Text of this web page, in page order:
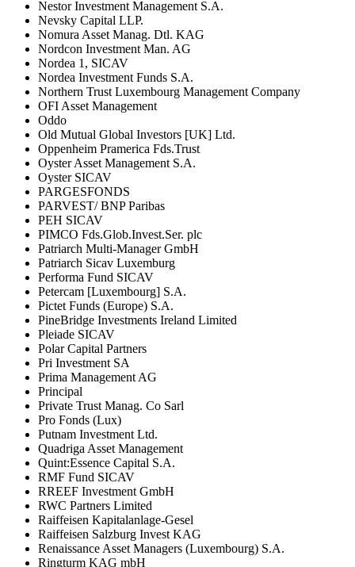
Nestor Investment Management S.A.
Nevsky Capital LLP.
Nomura Asset Manag. Dtl. KAG
Nordcon Investment Man. AG
Nordea 1, SICAV
Nordea Investment Funds S.A.
Northern Trust Luxembourg Management Company
OFI Asset Management
Oddo
Old Mutual Global Investors [UK] Ltd.
Oppenheim Pramerica Fds.Trust
Oyster Asset Management S.A.
Oyster SICAV
PARGESFONDS
PARVEST/ BNP Paribas
PEH SICAV
PIMCO Fds.Glob.Invest.Ser. plc
Patriarch Multi-Manager GmbH
Patriarch Sicav Luxemburg
Performa Fund SICAV
Petercam [Luxembourg] S.A.
Pictet Funds (Europe) S.A.
PineBridge Investments Ireland Limited
Pleiade SICAV
Polar Capital Partners
Pri Investment SA
Prima Management AG
Principal
Private Trust Manag. Co Sarl
Pro Fonds (Lux)
Putnam Investment Ltd.
Quadriga Asset Management
Quint:Essence Capital S.A.
RMF Fund SICAV
RREEF Investment GmbH
RWC Partners Limited
Raiffeisen Kapitalanlage-Gesel
Raiffeisen Salzburg Invest KAG
Renaissance Asset Managers (Luxembourg) S.A.
Ringturm KAG mbH